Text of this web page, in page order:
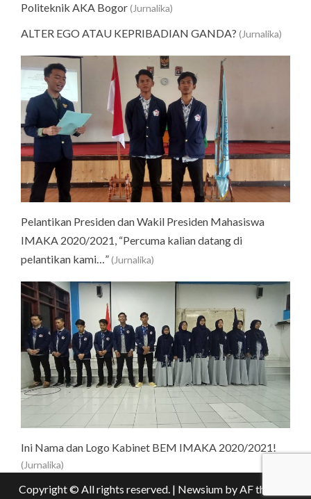
Politeknik AKA Bogor(Jurnalika)
ALTER EGO ATAU KEPRIBADIAN GANDA? (Jurnalika)
Pelantikan Presiden dan Wakil Presiden Mahasiswa
IMAKA 2020/2021, “Percuma kalian datang di
pelantikan kami…”(Jurnalika)
Ini Nama dan Logo Kabinet BEM IMAKA 2020/2021!
(Jurnalika)
Copyright © All rights reserved. | Newsium by AF themes.